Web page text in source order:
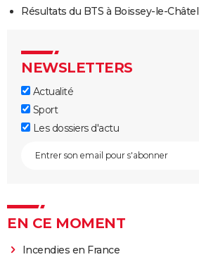
Résultats du BTS à Boissey-le-Châtel
NEWSLETTERS
Actualité
Sport
Les dossiers d'actu
EN CE MOMENT
Incendies en France